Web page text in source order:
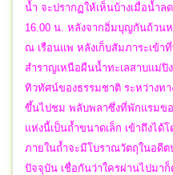
น้ำ จะปรากฏให้เห็นบ้างเมื่อน้ำล
16.00 น. หลังจากอิ่มบุญกันถ้วน
ณ เรือนแพ หลังเก็บสัมภาระเข้
สำราญเหนือผืนน้ำทะเลสาบแม่ปิ
ทิวทัศน์ของธรรมชาติ ระหว่างท
ขึ้นไปชม พลับพลาซึ่งที่พักแรมขอ
แห่งนี้เป็นถ้ำขนาดเล็ก เข้าถึงได้
ภายในถ้ำจะมีโบราณวัตถุในอดีต
ปัจจุบัน เชื่อกันว่าใครผ่านไปมาก็